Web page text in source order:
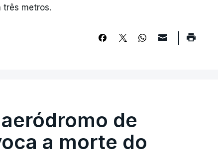
metros.
de
a morte do